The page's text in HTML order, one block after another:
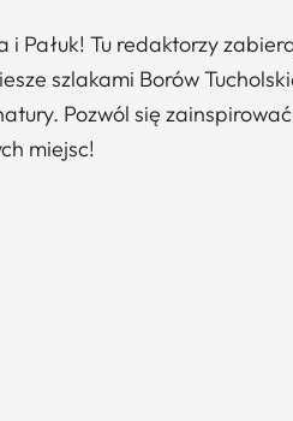
Pałuk! Tu redaktorzy
szlakami Borów
Pozwól się
miejsc!